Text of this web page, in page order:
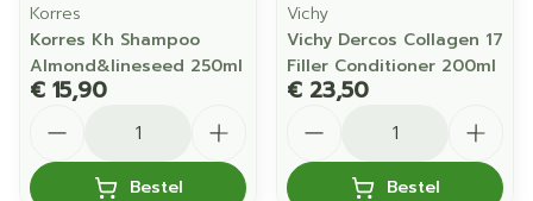
Korres
Korres Kh Shampoo
Almond&lineseed 250ml
€ 15,90
Bestel
Vichy
Vichy Dercos Collagen 17
Filler Conditioner 200ml
€ 23,50
Bestel